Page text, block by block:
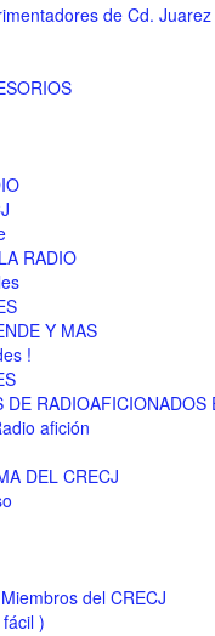
RADIO
Y MAS
!
DE RADIOAFICIONADOS
afición
DEL CRECJ
del CRECJ
)